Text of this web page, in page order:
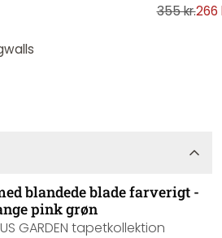
355 kr.266
blandede blade farverigt -
pink grøn
GARDEN tapetkollektion